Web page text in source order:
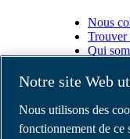
Nous
Qui
Partenaires
Notre site Web
Nous utilisons des
fonctionnement de ce